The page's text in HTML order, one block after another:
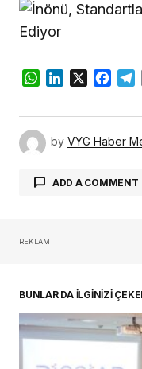
WhatsApp
LinkedIn
X
by VYG Haber
ADD A COMMENT
REKLAM
BUNLAR DA İLGİNİZİ